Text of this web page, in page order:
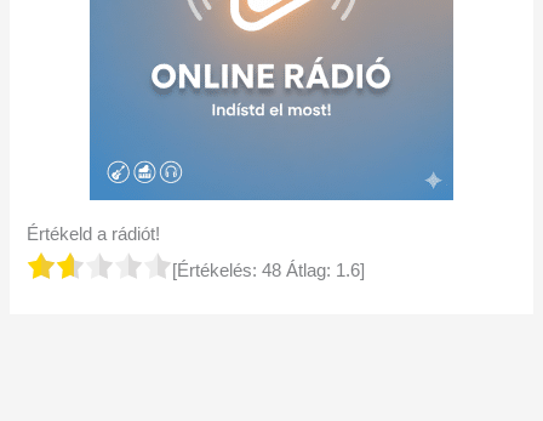
Értékeld a rádiót!
[Értékelés:48 Átlag: 1.6]